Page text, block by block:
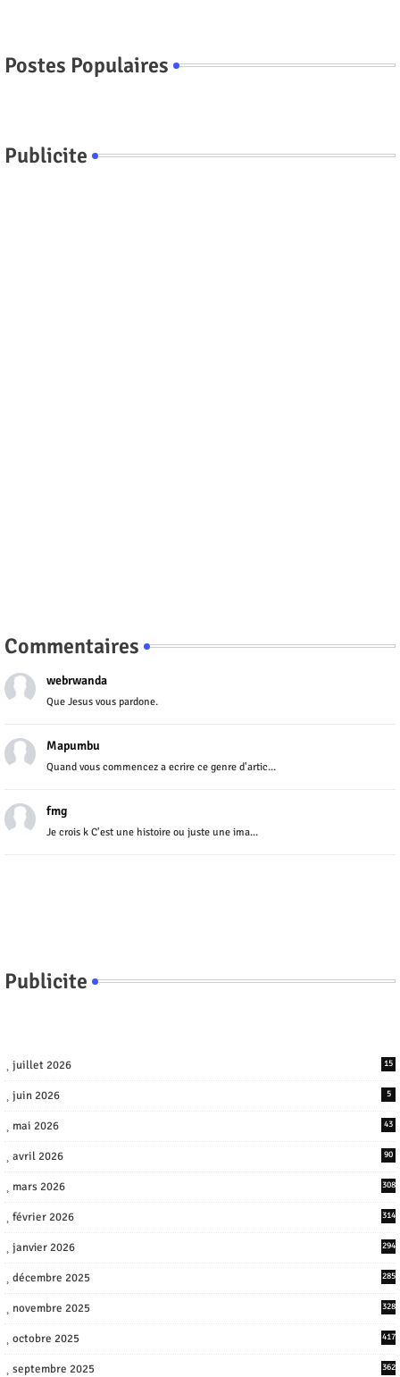
Postes Populaires
Publicite
Commentaires
webrwanda
Que Jesus vous pardone.
Mapumbu
Quand vous commencez a ecrire ce genre d'artic...
fmg
Je crois k C'est une histoire ou juste une ima...
Publicite
juillet 2026 15
juin 2026 5
mai 2026 43
avril 2026 90
mars 2026 308
février 2026 314
janvier 2026 294
décembre 2025 285
novembre 2025 328
octobre 2025 417
septembre 2025 362